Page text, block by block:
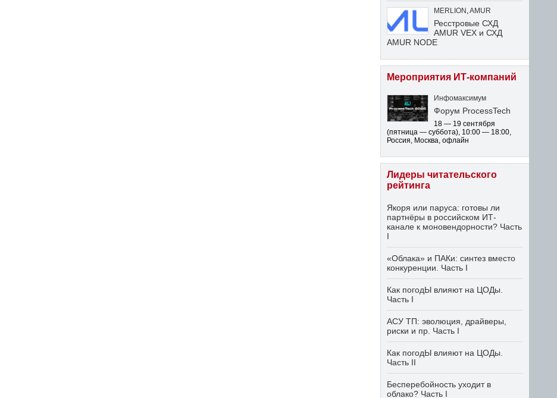
MERLION AMUR
Ресстровые СХД
AMUR VEX и СХД
AMUR NODE
Мероприятия ИТ-компаний
Инфомаксимум
Форум ProcessTech
18 — 19 сентября
(пятница — суббота), 10:00 — 18:00,
Россия, Москва, офлайн
Лидеры читательского
рейтинга
Якоря или паруса: готовы ли
партнёры в российском ИТ-
канале к моновендорности? Часть
I
«Облака» и ПАКи: синтез вместо
конкуренции. Часть I
Как погодЫ влияют на ЦОДы.
Часть I
АСУ ТП: эволюция, драйверы,
риски и пр. Часть I
Как погодЫ влияют на ЦОДы.
Часть II
Бесперебойность уходит в
облако? Часть I